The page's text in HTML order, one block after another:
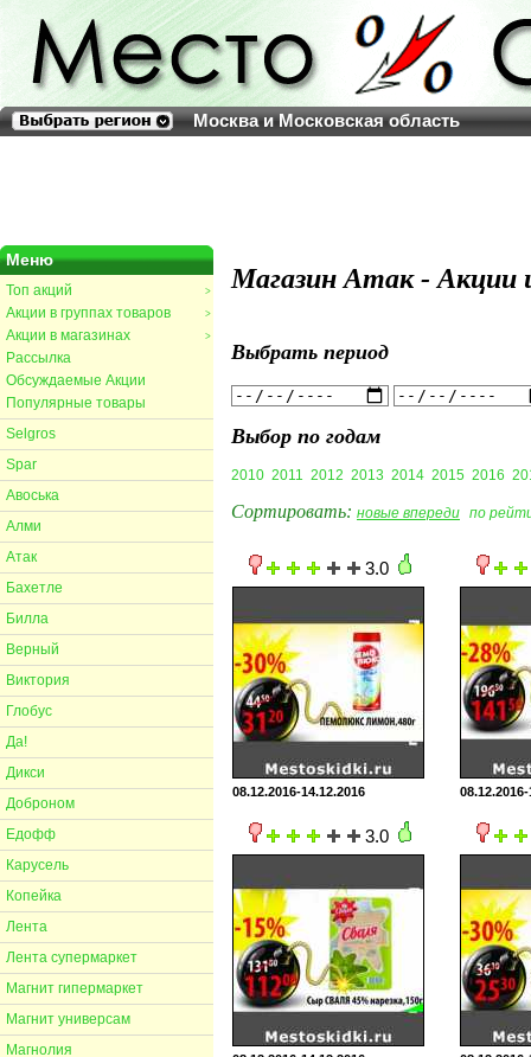
Москва и Московская область
Меню
>
Топ акций
>
Акции в группах товаров
>
Акции в магазинах
Рассылка
Обсуждаемые Акции
Популярные товары
Selgros
Spar
Авоська
Алми
Атак
Бахетле
Билла
Верный
Виктория
Глобус
Да!
Дикси
Доброном
Едофф
Карусель
Копейка
Лента
Лента супермаркет
Магнит гипермаркет
Магнит универсам
Магнолия
Магазин Атак - Акции
Выбрать период
Выбор по годам
2010 2011 2012 2013 2014 2015 2016
Сортировать: новые впереди по
3.0
08.12.2016-14.12.2016
3.0